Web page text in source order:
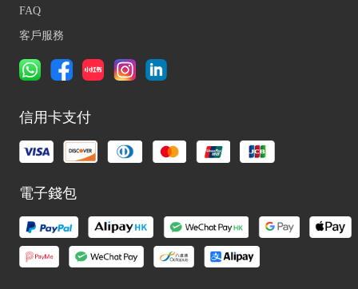
FAQ
客戶服務
信用卡支付
電子錢包